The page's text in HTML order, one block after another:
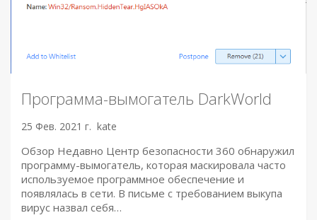
Программа-вымогатель DarkWorld
25 Фев. 2021 г. kate
Обзор Недавно Центр безопасности 360 обнаружил
программу-вымогатель, которая маскировала часто
используемое программное обеспечение и
появлялась в сети. В письме с требованием выкупа
вирус назвал себя…